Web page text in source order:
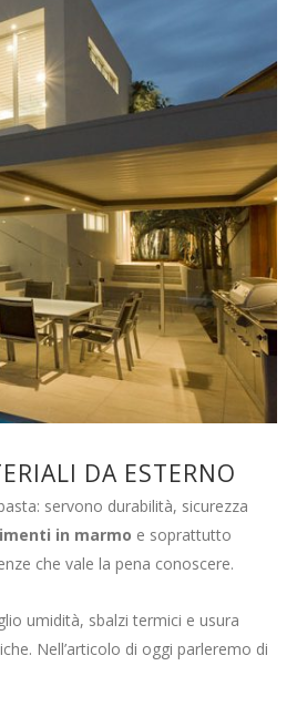
DA ESTERNO
servono durabilità, sicurezza
in marmo e soprattutto
che vale la pena conoscere.
umidità, sbalzi termici e usura
Nell’articolo di oggi parleremo di